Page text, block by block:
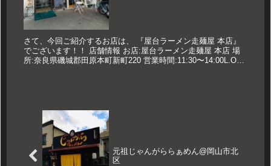
さて、今回ご紹介するお店は、 『屋台ラーメン走麺屋 本店』
でございます！！ 店舗情報 お店:屋台ラーメン走麺屋 本店 場
所:奈良県磯城郡田原本町新町220 営業時間:11:30〜14:00L.O
元祖じゃんがららぁめん@岡山市北
区